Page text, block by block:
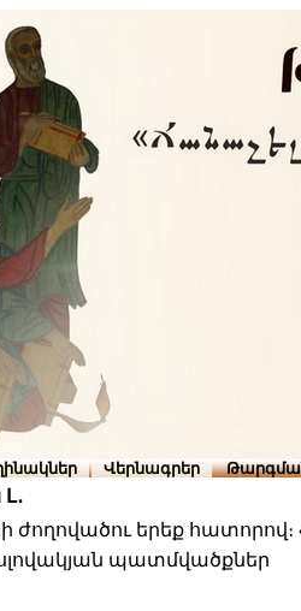
Վերնագրեր
ժողովածու երեք հատորով։
պատմվածքներ